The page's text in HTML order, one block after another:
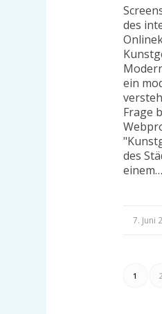
des
ein
Frage
des
einem…
7. Juni
1